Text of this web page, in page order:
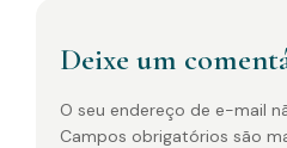
Deixe um
O seu endereço de e-mail
Campos obrigatórios são